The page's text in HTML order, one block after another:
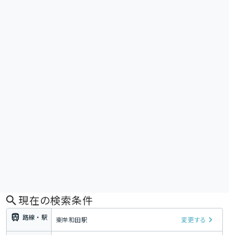
現在の検索条件
路線・駅 東岸和田駅 変更する